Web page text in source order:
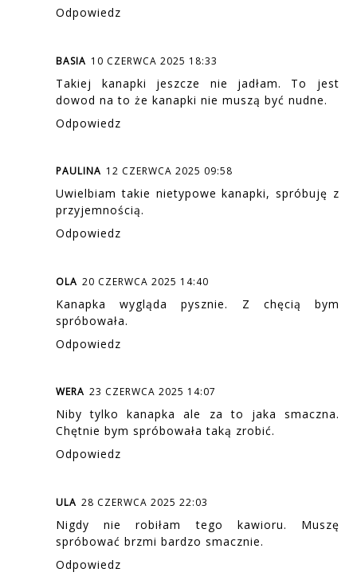
Odpowiedz
BASIA 10 CZERWCA 2025 18:33
Takiej kanapki jeszcze nie jadłam. To jest
dowod na to że kanapki nie muszą być nudne.
Odpowiedz
PAULINA 12 CZERWCA 2025 09:58
Uwielbiam takie nietypowe kanapki, spróbuję z
przyjemnością.
Odpowiedz
OLA 20 CZERWCA 2025 14:40
Kanapka wygląda pysznie. Z chęcią bym
spróbowała.
Odpowiedz
WERA 23 CZERWCA 2025 14:07
Niby tylko kanapka ale za to jaka smaczna.
Chętnie bym spróbowała taką zrobić.
Odpowiedz
ULA 28 CZERWCA 2025 22:03
Nigdy nie robiłam tego kawioru. Muszę
spróbować brzmi bardzo smacznie.
Odpowiedz